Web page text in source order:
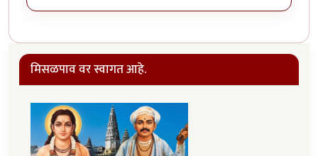
मिसळपाव वर स्वागत आहे.